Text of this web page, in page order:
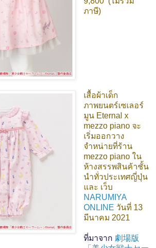
ภาษี)
เสื้อผ้าเด็ก
ภาพยนตร์เซเลอร์
มูน Eternal x
mezzo piano จะ
เริ่มออกวาง
จำหน่ายที่ร้าน
mezzo piano ใน
ห้างสรรพสินค้าชั้น
นำทั่วประเทศญี่ปุ่น
และ เว็บ
NARUMIYA
ONLINE วันที่ 13
มีนาคม 2021
ที่มาจาก 劇場版